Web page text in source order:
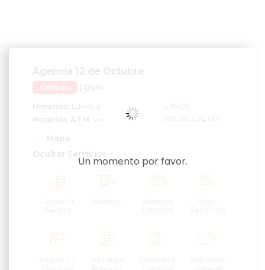
Un momento por favor.
Agencia 12 de Octubre
Cerrado | Quito
Horarios:
Lunes a viernes de 9:00 a 16:00
Horarios ATM: Lunes a viernes de 00:00 a 24:00
Mapa
Ocultar Servicios